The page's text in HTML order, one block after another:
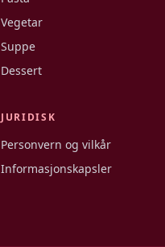
Vegetar
Suppe
Dessert
JURIDISK
Personvern og vilkår
Informasjonskapsler